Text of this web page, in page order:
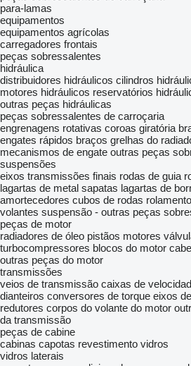
para-lamas
equipamentos
equipamentos agrícolas
carregadores frontais
peças sobressalentes
hidráulica
distribuidores hidráulicos cilindros
motores hidráulicos reservatórios
outras peças hidráulicas
peças sobressalentes de carroçaria
engrenagens rotativas coroas giratória
engates rápidos braços grelhas do
mecanismos de engate outras peças
suspensões
eixos transmissões finais rodas de guia
lagartas de metal sapatas lagartas de
amortecedores cubos de rodas
volantes suspensão - outras peças
peças de motor
radiadores de óleo pistãos motores
turbocompressores blocos do motor
outras peças do motor
transmissões
veios de transmissão caixas de
dianteiros conversores de torque eixos
redutores corpos do volante do motor
da transmissão
peças de cabine
cabinas capotas revestimento vidros
vidros laterais